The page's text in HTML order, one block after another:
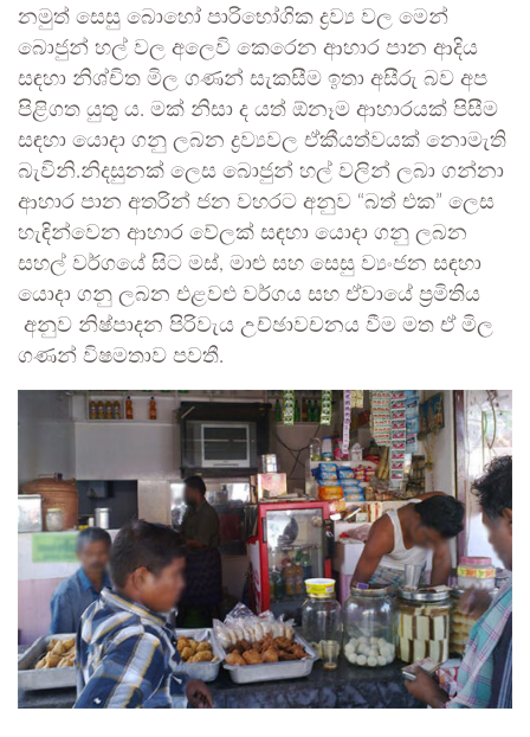
නමුත් සෙසු බොහෝ පාරිභෝගික ද්‍රව්‍ය වල මෙන්
බොජුන් හල් වල අලෙවි කෙරෙන ආහාර පාන ආදිය
සඳහා නිශ්චිත මිල ගණන් සැකසීම ඉතා අසීරු බව අප
පිළිගත යුතු ය. මක් නිසා ද යත් ඕනෑම ආහාරයක් පිසීම
සඳහා යොදා ගනු ලබන ද්‍රව්‍යවල ඒකීයත්වයක් නොමැති
බැවිනි.නිදසුනක් ලෙස බොජුන් හල් වලින් ලබා ගන්නා
ආහාර පාන අතරින් ජන වහරට අනුව “බත් එක” ලෙස
හැඳින්වෙන ආහාර වේලක් සඳහා යොදා ගනු ලබන
සහල් වර්ගයේ සිට මස්, මාළු සහ සෙසු ව්‍යංජන සඳහා
යොදා ගනු ලබන එළවළු වර්ගය සහ ඒවායේ ප්‍රමිතිය
අනුව නිෂ්පාදන පිරිවැය උච්ඡාවචනය වීම මත ඒ මිල
ගණන් විෂමතාව පවතී.